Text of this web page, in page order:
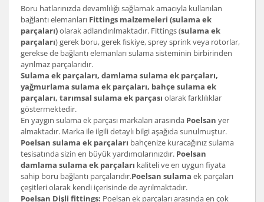
Boru hatlarınızda devamlılığı sağlamak amacıyla kullanılan
bağlantı elemanları Fittings malzemeleri (sulama ek
parçaları)olarak adlandırılmaktadır. Fittings (sulama ek
parçaları) gerek boru, gerek fıskiye, sprey sprink veya rotorlar,
gerekse de bağlantı elemanları sulama sisteminin birbirinden
ayrılmaz parçalarıdır.
Sulama ek parçaları, damlama sulama ek parçaları,
yağmurlama sulama ek parçaları, bahçe sulama ek
parçaları, tarımsal sulama ek parçası olarak farklılıklar
göstermektedir.
En yaygın sulama ek parçası markaları arasında Poelsan yer
almaktadır. Marka ile ilgili detaylı bilgi aşağıda sunulmuştur.
Poelsan sulama ek parçaları bahçenize kuracağınız sulama
tesisatında sizin en büyük yardımcılarınızdır. Poelsan
damlama sulama ek parçaları kaliteli ve en uygun fiyata
sahip boru bağlantı parçalarıdır.Poelsan sulama ek parçaları
çeşitleri olarak kendi içerisinde de ayrılmaktadır.
Poelsan Dişli fittings: Poelsan ek parçaları arasında en çok